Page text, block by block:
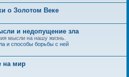
о Золотом Веке
и недопущение зла
мысли на нашу жизнь.
и способы борьбы с ней
на мир